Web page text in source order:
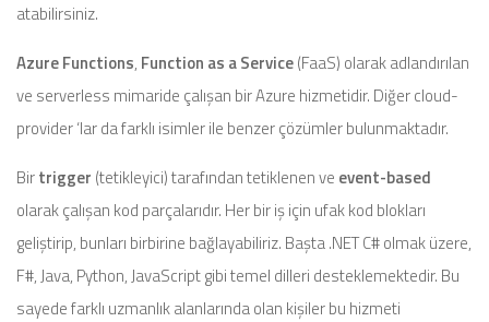
atabilirsiniz.
Azure Functions, Function as a Service(FaaS) olarak adlandırılan
ve serverless mimaride çalışan bir Azure hizmetidir. Diğer cloud-
provider ‘lar da farklı isimler ile benzer çözümler bulunmaktadır.
Birtrigger (tetikleyici) tarafından tetiklenen ve event-based
olarak çalışan kod parçalarıdır. Her bir iş için ufak kod blokları
geliştirip, bunları birbirine bağlayabiliriz. Başta .NET C# olmak üzere,
F#, Java, Python, JavaScript gibi temel dilleri desteklemektedir. Bu
sayede farklı uzmanlık alanlarında olan kişiler bu hizmeti